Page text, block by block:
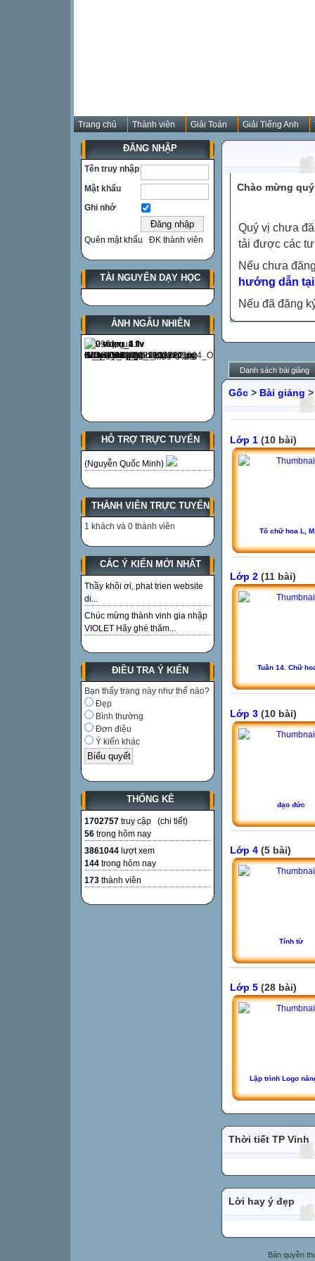
Trang chủ Thành viên Giải Toán Giải Tiếng Anh
ĐĂNG NHẬP
Tên truy nhập
Mật khẩu
Ghi nhớ
Quên mật khẩu ĐK thành viên
TÀI NGUYÊN DẠY HỌC
ẢNH NGẪU NHIÊN
HỖ TRỢ TRỰC TUYẾN
(Nguyễn Quốc Minh)
THÀNH VIÊN TRỰC TUYẾN
1 khách và 0 thành viên
CÁC Ý KIẾN MỚI NHẤT
Thầy khôi ơi, phat trien website
di...
Chúc mừng thành vinh gia nhập
VIOLET Hãy ghé thăm...
ĐIỀU TRA Ý KIẾN
Bạn thấy trang này như thế nào?
Đẹp
Bình thường
Đơn điệu
Ý kiến khác
THỐNG KÊ
1702757 truy cập (chi tiết)
56 trong hôm nay
3861044 lượt xem
144 trong hôm nay
173 thành viên
Chào mừng
Quý vị chưa
tải được các
Nếu chưa
hướng dẫn
Nếu đã đăng
Danh sách bài giảng
Gốc > Bài giảng
Lớp 1 (10 bài)
Tô chữ hoa L,
Lớp 2 (11 bài)
Tuần 14. Chữ
Lớp 3 (10 bài)
đạo đức
Lớp 4 (5 bài)
Tính từ
Lớp 5 (28 bài)
Lập trình Logo
Thời tiết TP Vinh
Lời hay ý đẹp
Bản quyền